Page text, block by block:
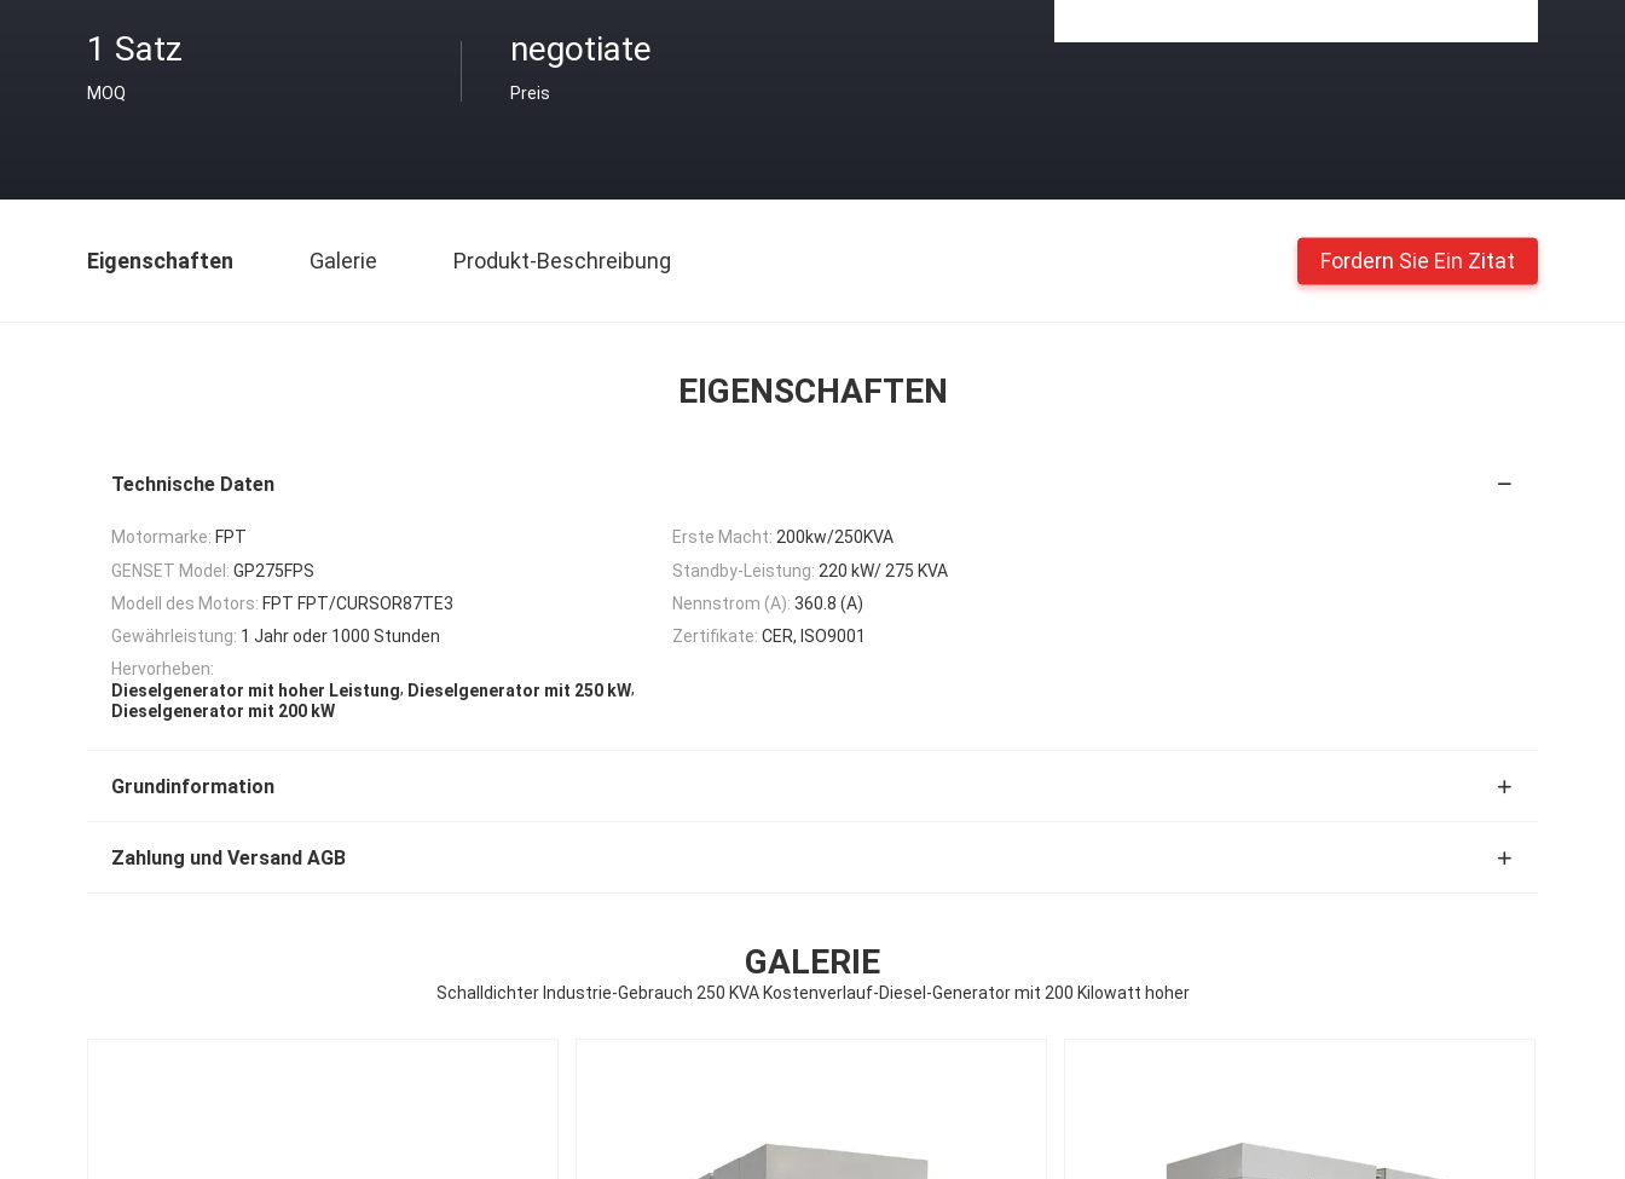
1 Satz
MOQ
negotiate
Preis
Eigenschaften Galerie Produkt-Beschreibung Fordern Sie Ein Zitat
EIGENSCHAFTEN
Technische Daten
Motormarke: FPT Erste Macht: 200kw/250KVA
GENSET Model: GP275FPS Standby-Leistung: 220 kW/ 275 KVA
Modell des Motors: FPT FPT/CURSOR87TE3 Nennstrom (A): 360.8 (A)
Gewährleistung: 1 Jahr oder 1000 Stunden Zertifikate: CER, ISO9001
Hervorheben:
Dieselgenerator mit hoher Leistung, Dieselgenerator mit 250 kW,
Dieselgenerator mit 200 kW
Grundinformation
Zahlung und Versand AGB
GALERIE
Schalldichter Industrie-Gebrauch 250 KVA Kostenverlauf-Diesel-Generator mit 200 Kilowatt hoher